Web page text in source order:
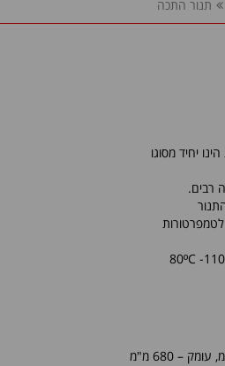
תנור התכה
יחיד מסוגו
רבים.
לטמפרטורות
110-
º
80
, עומק – 680 מ"מ